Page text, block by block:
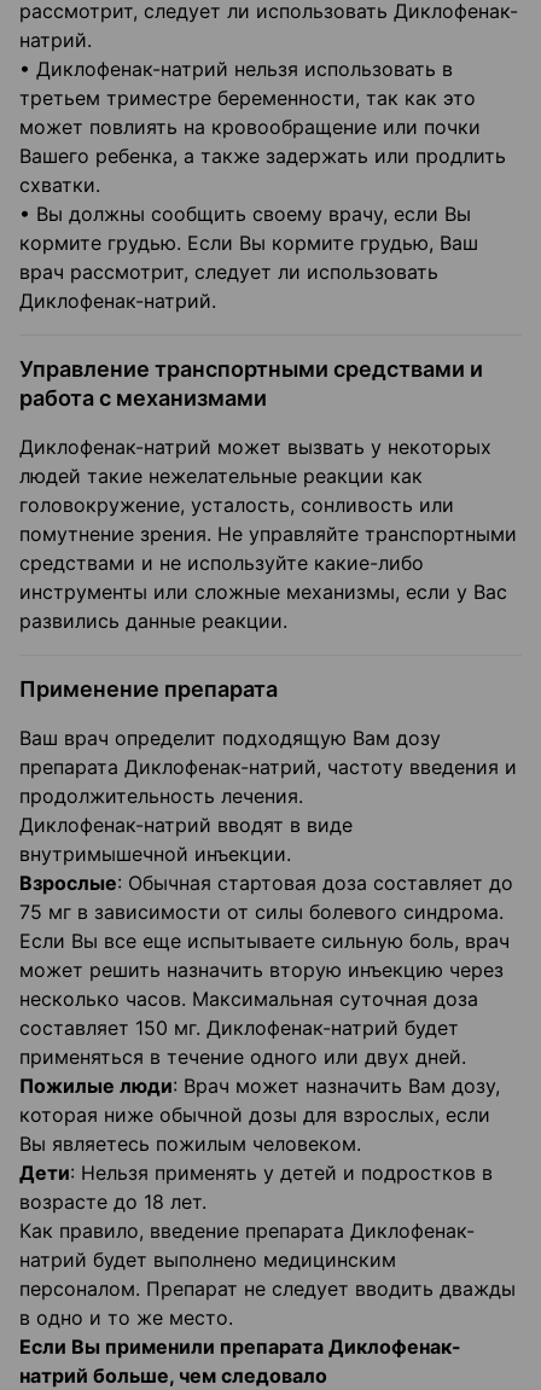
рассмотрит, следует ли использовать Диклофенак-
натрий.
• Диклофенак-натрий нельзя использовать в
третьем триместре беременности, так как это
может повлиять на кровообращение или почки
Вашего ребенка, а также задержать или продлить
схватки.
• Вы должны сообщить своему врачу, если Вы
кормите грудью. Если Вы кормите грудью, Ваш
врач рассмотрит, следует ли использовать
Диклофенак-натрий.
Управление транспортными средствами и
работа с механизмами
Диклофенак-натрий может вызвать у некоторых
людей такие нежелательные реакции как
головокружение, усталость, сонливость или
помутнение зрения. Не управляйте транспортными
средствами и не используйте какие-либо
инструменты или сложные механизмы, если у Вас
развились данные реакции.
Применение препарата
Ваш врач определит подходящую Вам дозу
препарата Диклофенак-натрий, частоту введения и
продолжительность лечения.
Диклофенак-натрий вводят в виде
внутримышечной инъекции.
Взрослые: Обычная стартовая доза составляет до
75 мг в зависимости от силы болевого синдрома.
Если Вы все еще испытываете сильную боль, врач
может решить назначить вторую инъекцию через
несколько часов. Максимальная суточная доза
составляет 150 мг. Диклофенак-натрий будет
применяться в течение одного или двух дней.
Пожилые люди: Врач может назначить Вам дозу,
которая ниже обычной дозы для взрослых, если
Вы являетесь пожилым человеком.
Дети: Нельзя применять у детей и подростков в
возрасте до 18 лет.
Как правило, введение препарата Диклофенак-
натрий будет выполнено медицинским
персоналом. Препарат не следует вводить дважды
в одно и то же место.
Если Вы применили препарата Диклофенак-
натрий больше, чем следовало